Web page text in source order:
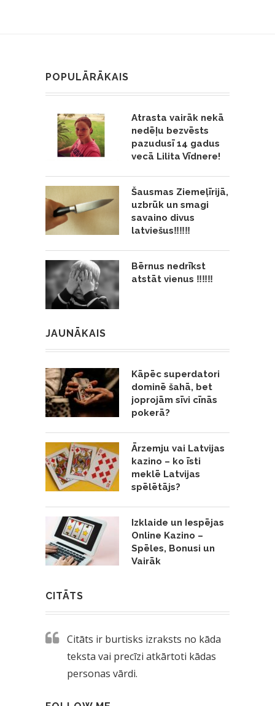
POPULĀRĀKAIS
Atrasta vairāk nekā
nedēļu bezvēsts
pazudusī 14 gadus
vecā Lilita Vīdnere!
Šausmas Ziemeļīrijā,
uzbrūk un smagi
savaino divus
latviešus‼️‼️‼️
Bērnus nedrīkst
atstāt vienus ‼️‼️‼️
JAUNĀKAIS
Kāpēc superdatori
dominē šahā, bet
joprojām sīvi cīnās
pokerā?
Ārzemju vai Latvijas
kazino – ko īsti
meklē Latvijas
spēlētājs?
Izklaide un Iespējas
Online Kazino –
Spēles, Bonusi un
Vairāk
CITĀTS
Citāts ir burtisks izraksts no kāda
teksta vai precīzi atkārtoti kādas
personas vārdi.